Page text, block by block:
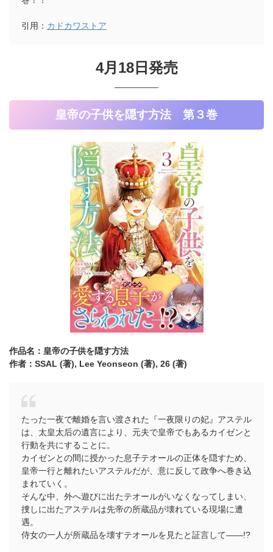
引用： カドカワストア
4月18日発売
皇帝の子供を隠す方法 第３巻
作品名：皇帝の子供を隠す方法
作者：SSAL (著), Lee Yeonseon (著), 26 (著)
たった一夜で離婚を言い渡された『一夜限りの妃』アステル
は、太皇太后の遺言により、元夫で皇帝でもあるカイゼンと
行動を共にすることに。
カイゼンとの間に授かった息子テオールの正体を隠すため、
皇帝一行と離れたいアステルだが、意に反して政争へ巻き込
まれていく。
そんな中、外へ遊びに出たテオールがいなくなってしまい、
捜しに出たアステルは先帝の所蔵品が壊れている現場に遭
遇。
侍女の一人が所蔵品を壊すテオールを見たと証言して――!?